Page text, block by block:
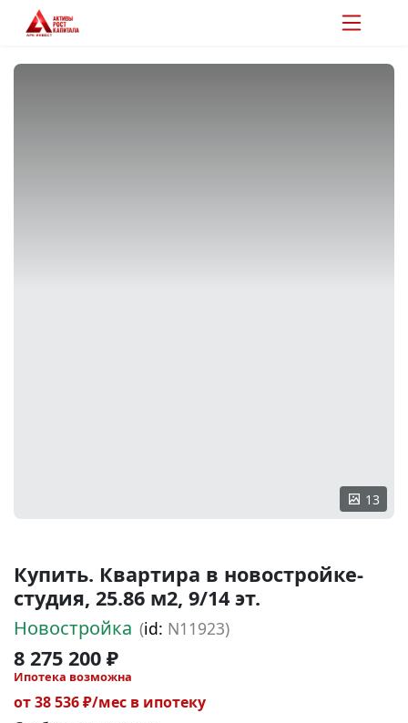
13
Купить. Квартира в новостройке-
студия, 25.86 м2, 9/14 эт.
Новостройка (id: N11923)
8 275 200 ₽
Ипотека возможна
от 38 536 ₽/мес в ипотеку